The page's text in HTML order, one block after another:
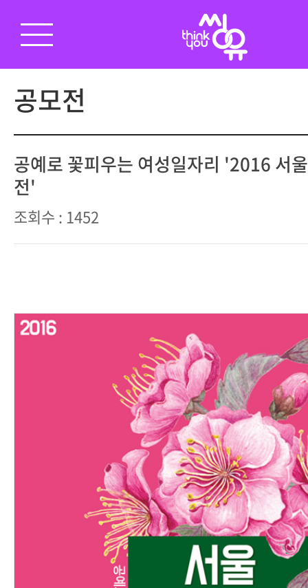
공모전
공예로 꽃피우는 여성일자리 '2016 서
전'
조회수 : 1452